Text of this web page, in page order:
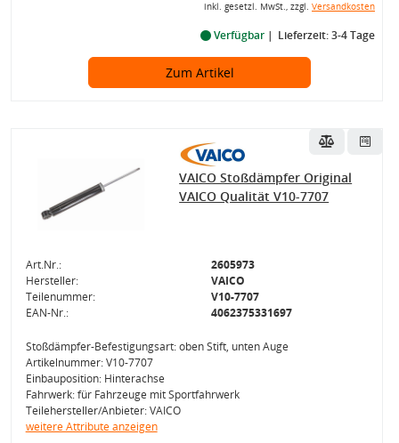
inkl. gesetzl. MwSt., zzgl. Versandkosten
Verfügbar Lieferzeit: 3-4 Tage
Zum Artikel
VAICO Stoßdämpfer Original
VAICO Qualität V10-7707
Art.Nr.:
2605973
Hersteller:
VAICO
Teilenummer:
V10-7707
EAN-Nr.:
4062375331697
Stoßdämpfer-Befestigungsart: oben Stift, unten Auge
Artikelnummer: V10-7707
Einbauposition: Hinterachse
Fahrwerk: für Fahrzeuge mit Sportfahrwerk
Teilehersteller/Anbieter: VAICO
weitere Attribute anzeigen